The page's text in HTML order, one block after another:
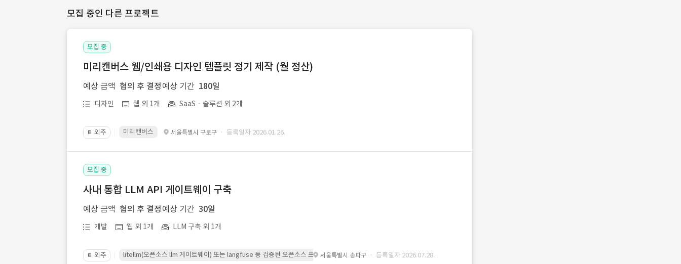
모집 중인 다른 프로젝트
모집 중
미리캔버스 웹/인쇄용 디자인 템플릿 정기 제작 (월 정산)
예상 금액 협의 후 결정 예상 기간 180일
디자인 웹 외 1개 SaaSㆍ솔루션 외 2개
📔 외주 미리캔버스 서울특별시 구로구 · 등록일자 2026.01.26.
모집 중
사내 통합 LLM API 게이트웨이 구축
예상 금액 협의 후 결정 예상 기간 30일
개발 웹 외 1개 LLM 구축 외 1개
📔 외주 litellm(오픈소스 llm 게이트웨이) 또는 langfuse 등 검증된 오픈소스 프레임워크를 기반으로 시스템을 구축
서울특별시 송파구 · 등록일자 2026.07.28.